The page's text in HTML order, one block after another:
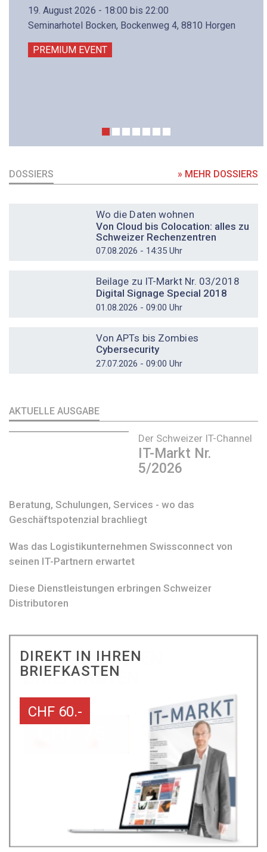
19. August 2026 - 18:00 bis 22:00
Seminarhotel Bocken, Bockenweg 4, 8810 Horgen
PREMIUM EVENT
DOSSIERS » MEHR DOSSIERS
Wo die Daten wohnen
Von Cloud bis Colocation: alles zu
Schweizer Rechenzentren
07.08.2026 - 14:35 Uhr
Beilage zu IT-Markt Nr. 03/2018
Digital Signage Special 2018
01.08.2026 - 09:00 Uhr
Von APTs bis Zombies
Cybersecurity
27.07.2026 - 09:00 Uhr
AKTUELLE AUSGABE
Der Schweizer IT-Channel
IT-Markt Nr.
5/2026
Beratung, Schulungen, Services - wo das
Geschäftspotenzial brachliegt
Was das Logistikunternehmen Swissconnect von
seinen IT-Partnern erwartet
Diese Dienstleistungen erbringen Schweizer
Distributoren
DIREKT IN IHREN
BRIEFKASTEN
CHF 60.-